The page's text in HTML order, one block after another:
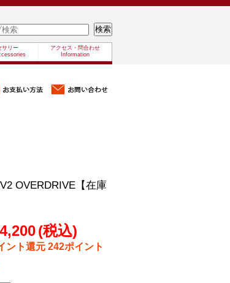
サリー
アクセス・問合わせ
Information
OVERDRIVE【在庫
(税込)
ント還元 242ポイント